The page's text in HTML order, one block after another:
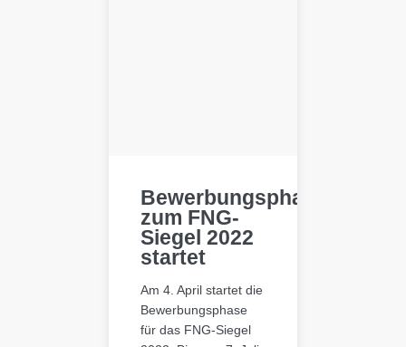
Bewerbungsphase
zum FNG-
Siegel 2022
startet
Am 4. April startet die
Bewerbungsphase
für das FNG-Siegel